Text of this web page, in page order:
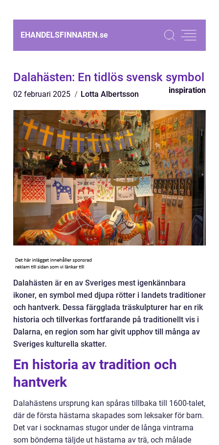
EHANDELSFINNAREN.se
Dalahästen: En tidlös svensk symbol
02 februari 2025 Lotta Albertsson inspiration
Dalahästen är en av Sveriges mest igenkännbara
ikoner, en symbol med djupa rötter i landets traditioner
och hantverk. Dessa färgglada träskulpturer har en rik
historia och tillverkas fortfarande på traditionellt vis i
Dalarna, en region som har givit upphov till många av
Sveriges kulturella skatter.
En historia av tradition och
hantverk
Dalahästens ursprung kan spåras tillbaka till 1600-talet,
där de första hästarna skapades som leksaker för barn.
Det var i socknarnas stugor under de långa vintrarna
som bönderna täljde ut hästarna av trä, och målade